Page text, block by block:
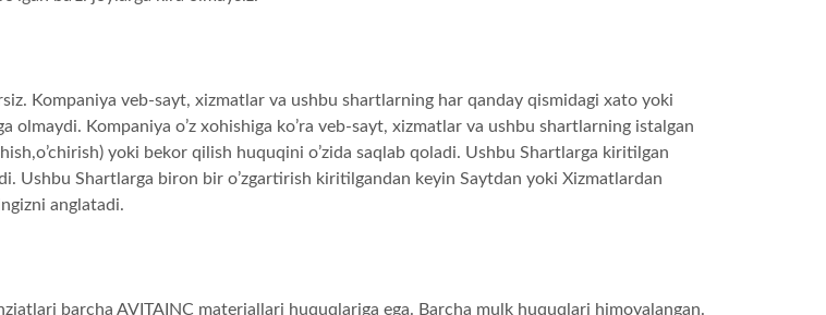
Kompaniya veb-sayt, xizmatlar va ushbu shartlarning har qanday qismidagi xato yoki
olmaydi. Kompaniya o’z xohishiga ko’ra veb-sayt, xizmatlar va ushbu shartlarning istalgan
yoki bekor qilish huquqini o’zida saqlab qoladi. Ushbu Shartlarga kiritilgan
Ushbu Shartlarga biron bir o’zgartirish kiritilgandan keyin Saytdan yoki Xizmatlardan
anglatadi.
barcha AVITAINC materiallari huquqlariga ega. Barcha mulk huquqlari himoyalangan.